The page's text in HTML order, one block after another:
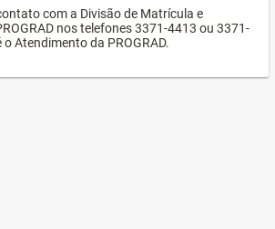
com a Divisão de Matrícula e
nos telefones 3371-4413 ou 3371-
Atendimento da PROGRAD.